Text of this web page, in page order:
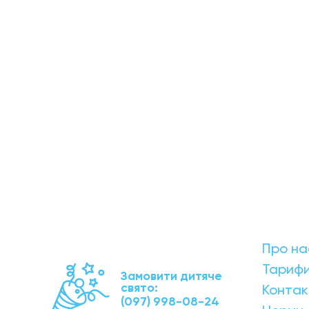
Замовити дитяче
свято:
(097) 998-08-24
Про